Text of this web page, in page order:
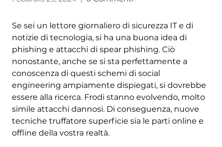
Se sei un lettore giornaliero di sicurezza IT e di
notizie di tecnologia, si ha una buona idea di
phishing e attacchi di spear phishing. Ciò
nonostante, anche se si sta perfettamente a
conoscenza di questi schemi di social
engineering ampiamente dispiegati, si dovrebbe
essere alla ricerca. Frodi stanno evolvendo, molto
simile attacchi dannosi. Di conseguenza, nuove
tecniche truffatore superficie sia le parti online e
offline della vostra realtà.